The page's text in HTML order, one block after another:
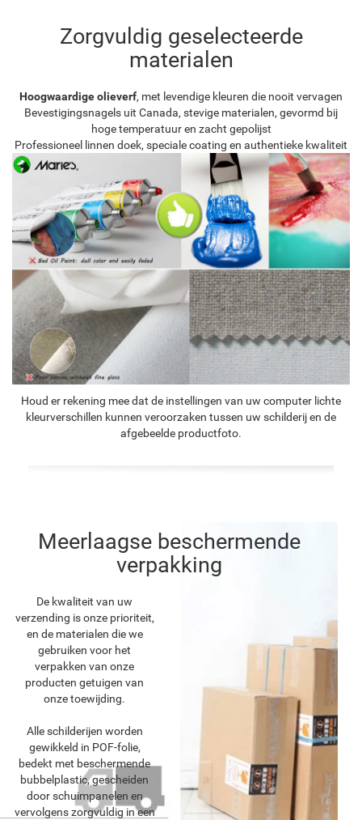
Zorgvuldig geselecteerde
materialen
Hoogwaardige olieverf, met levendige kleuren die nooit vervagen
Bevestigingsnagels uit Canada, stevige materialen, gevormd bij
hoge temperatuur en zacht gepolijst
Professioneel linnen doek, speciale coating en authentieke kwaliteit
Houd er rekening mee dat de instellingen van uw computer lichte
kleurverschillen kunnen veroorzaken tussen uw schilderij en de
afgebeelde productfoto.
Meerlaagse beschermende
verpakking
De kwaliteit van uw
verzending is onze prioriteit,
en de materialen die we
gebruiken voor het
verpakken van onze
producten getuigen van
onze toewijding.
Alle schilderijen worden
gewikkeld in POF-folie,
bedekt met beschermende
bubbelplastic, gescheiden
door schuimpanelen en
vervolgens zorgvuldig in een